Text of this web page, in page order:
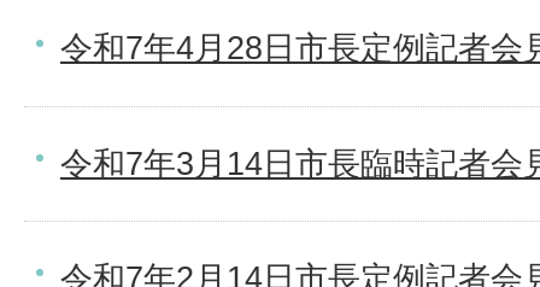
令和7年4月28日市長定例記者会
令和7年3月14日市長臨時記者会
令和7年2月14日市長定例記者会